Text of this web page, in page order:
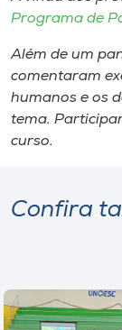
A-
Programa de
Além de um
comentaram
humanos e os
tema.
curso.
Confira